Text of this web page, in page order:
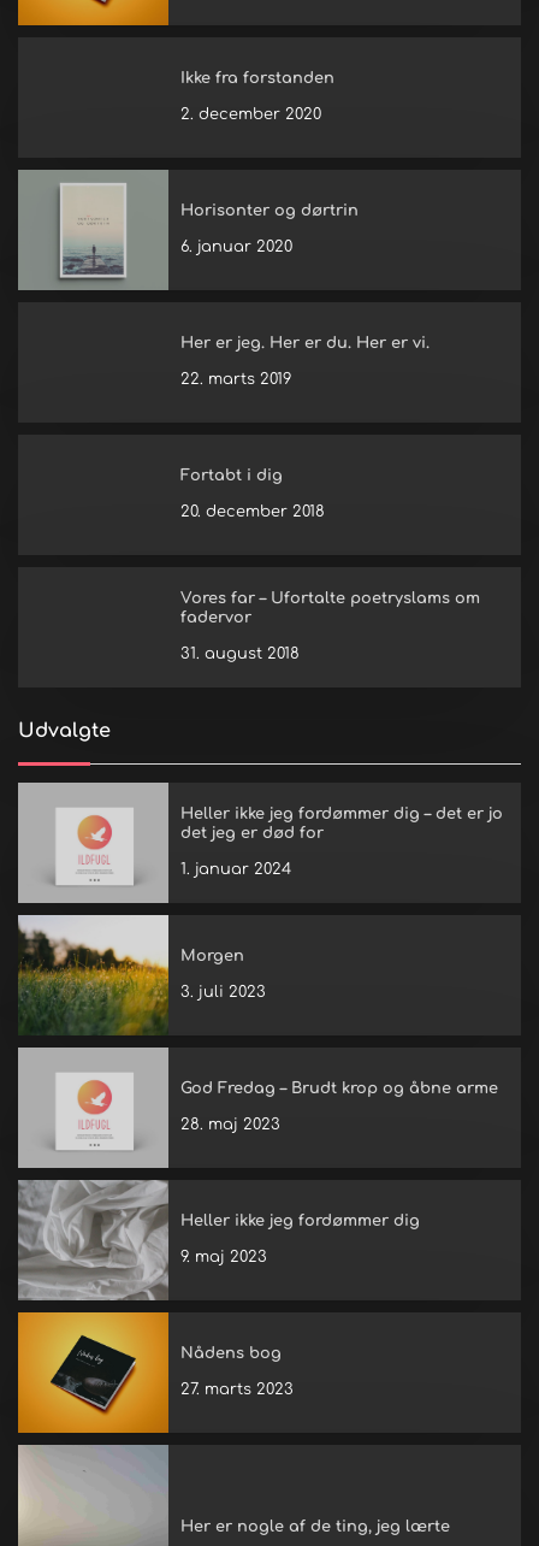
Ikke fra forstanden
2. december 2020
Horisonter og dørtrin
6. januar 2020
Her er jeg. Her er du. Her er vi.
22. marts 2019
Fortabt i dig
20. december 2018
Vores far – Ufortalte poetryslams om
fadervor
31. august 2018
Udvalgte
Heller ikke jeg fordømmer dig – det er jo
det jeg er død for
1. januar 2024
Morgen
3. juli 2023
God Fredag – Brudt krop og åbne arme
28. maj 2023
Heller ikke jeg fordømmer dig
9. maj 2023
Nådens bog
27. marts 2023
Her er nogle af de ting, jeg lærte